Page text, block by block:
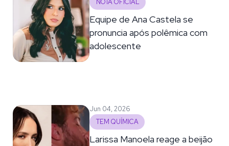
NOTA OFICIAL
Equipe de Ana Castela se
pronuncia após polêmica com
adolescente
Jun 04, 2026
TEM QUÍMICA
Larissa Manoela reage a beijão